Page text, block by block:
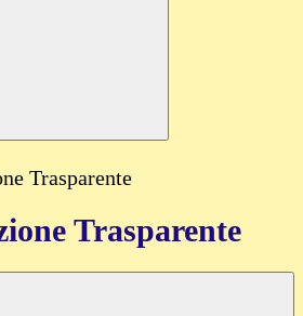
Trasparente
Trasparente